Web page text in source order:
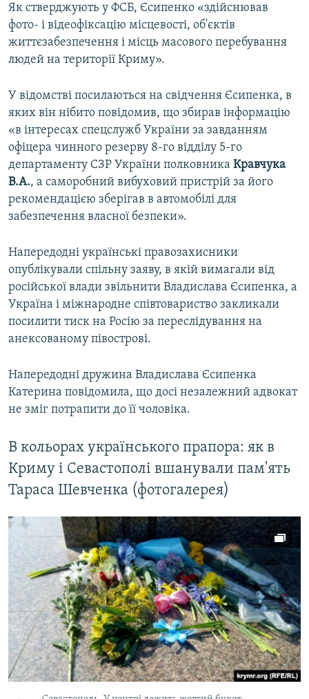
Як стверджують у ФСБ, Єсипенко «здійснював
фото- і відеофіксацію місцевості, об'єктів
життєзабезпечення і місць масового перебування
людей на території Криму».
У відомстві посилаються на свідчення Єсипенка, в
яких він нібито повідомив, що збирав інформацію
«в інтересах спецслужб України за завданням
офіцера чинного резерву 8-го відділу 5-го
департаменту СЗР України полковника Кравчука
В.А., а саморобний вибуховий пристрій за його
рекомендацією зберігав в автомобілі для
забезпечення власної безпеки».
Напередодні українські правозахисники
опублікували спільну заяву, в якій вимагали від
російської влади звільнити Владислава Єсипенка, а
Україна і міжнародне співтовариство закликали
посилити тиск на Росію за переслідування на
анексованому півострові.
Напередодні дружина Владислава Єсипенка
Катерина повідомила, що досі незалежний адвокат
не зміг потрапити до її чоловіка.
В кольорах українського прапора: як в
Криму і Севастополі вшанували пам'ять
Тараса Шевченка (фотогалерея)